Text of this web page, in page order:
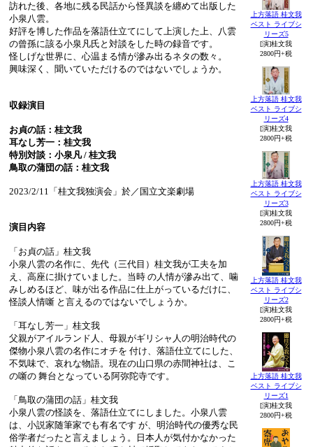
訪れた後、各地に残る民話から怪異談を纏めて出版した
小泉八雲。
好評を博した作品を落語仕立てにして上演した上、八雲
の曾孫に該る小泉凡氏と対談をした時の録音です。
怪しげな世界に、心温まる情が滲み出るネタの数々。
興味深く、聞いていただけるのではないでしょうか。
収録演目
お貞の話：桂文我
耳なし芳一：桂文我
特別対談：小泉凡 / 桂文我
鳥取の蒲団の話：桂文我
2023/2/11「桂文我独演会」於／国立文楽劇場
演目内容
「お貞の話」桂文我
小泉八雲の名作に、先代（三代目）桂文我が工夫を加
え、高座に掛けていました。当時 の人情が滲み出て、噛
みしめるほど、味が出る作品に仕上がっているだけに、
怪談人情噺 と言えるのではないでしょうか。
「耳なし芳一」桂文我
父親がアイルランド人、母親がギリシャ人の明治時代の
傑物小泉八雲の名作にオチを 付け、落語仕立てにした、
不気味で、哀れな物語。現在の山口県の赤間神社は、こ
の噺の 舞台となっている阿弥陀寺です。
「鳥取の蒲団の話」桂文我
小泉八雲の怪談を、落語仕立てにしました。小泉八雲
は、小説家随筆家でも有名です が、明治時代の優秀な民
俗学者だったと言えましょう。日本人が気付かなかった
上方落語 桂文我
ベスト ライブシ
リーズ5
[演]桂文我
2800円+税
上方落語 桂文我
ベスト ライブシ
リーズ4
[演]桂文我
2800円+税
上方落語 桂文我
ベスト ライブシ
リーズ3
[演]桂文我
2800円+税
上方落語 桂文我
ベスト ライブシ
リーズ2
[演]桂文我
2800円+税
上方落語 桂文我
ベスト ライブシ
リーズ1
[演]桂文我
2800円+税